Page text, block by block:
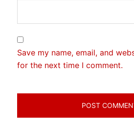
Save my name, email, and
for the next time I comment.